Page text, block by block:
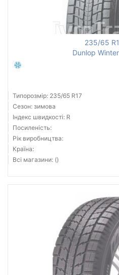
235/65
Dunlop
Типорозмір: 235/65 R17
Сезон: зимова
Індекс швидкості: R
Посиленість:
Рік виробництва:
Країна:
Всі магазини: ()